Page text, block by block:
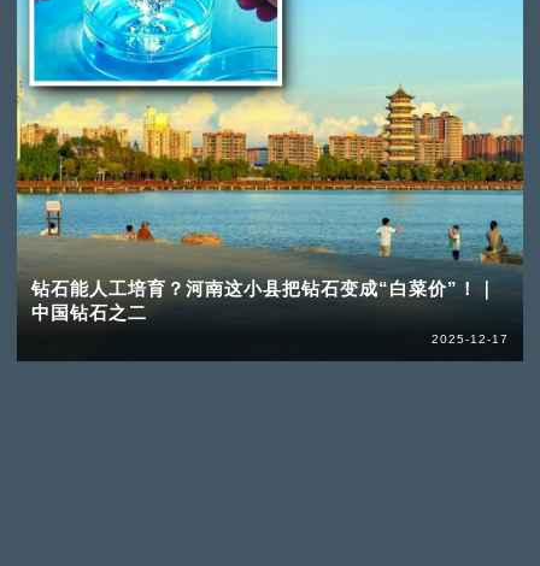
钻石能人工培育？河南这小县把钻石变成“白菜价”！｜
中国钻石之二
2025-12-17